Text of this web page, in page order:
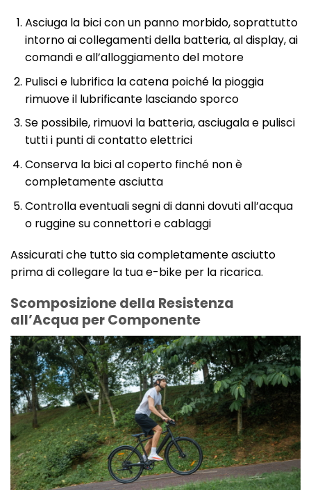
Asciuga la bici con un panno morbido, soprattutto
intorno ai collegamenti della batteria, al display, ai
comandi e all’alloggiamento del motore
Pulisci e lubrifica la catena poiché la pioggia
rimuove il lubrificante lasciando sporco
Se possibile, rimuovi la batteria, asciugala e pulisci
tutti i punti di contatto elettrici
Conserva la bici al coperto finché non è
completamente asciutta
Controlla eventuali segni di danni dovuti all’acqua
o ruggine su connettori e cablaggi
Assicurati che tutto sia completamente asciutto
prima di collegare la tua e-bike per la ricarica.
Scomposizione della Resistenza
all’Acqua per Componente